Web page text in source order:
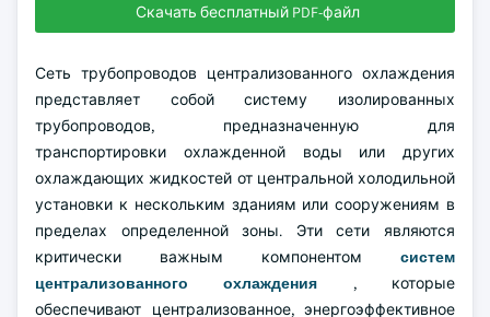
Скачать бесплатный PDF-файл
Сеть трубопроводов централизованного охлаждения
представляет собой систему изолированных
трубопроводов, предназначенную для
транспортировки охлажденной воды или других
охлаждающих жидкостей от центральной холодильной
установки к нескольким зданиям или сооружениям в
пределах определенной зоны. Эти сети являются
критически важным компонентом систем
централизованного охлаждения , которые
обеспечивают централизованное, энергоэффективное